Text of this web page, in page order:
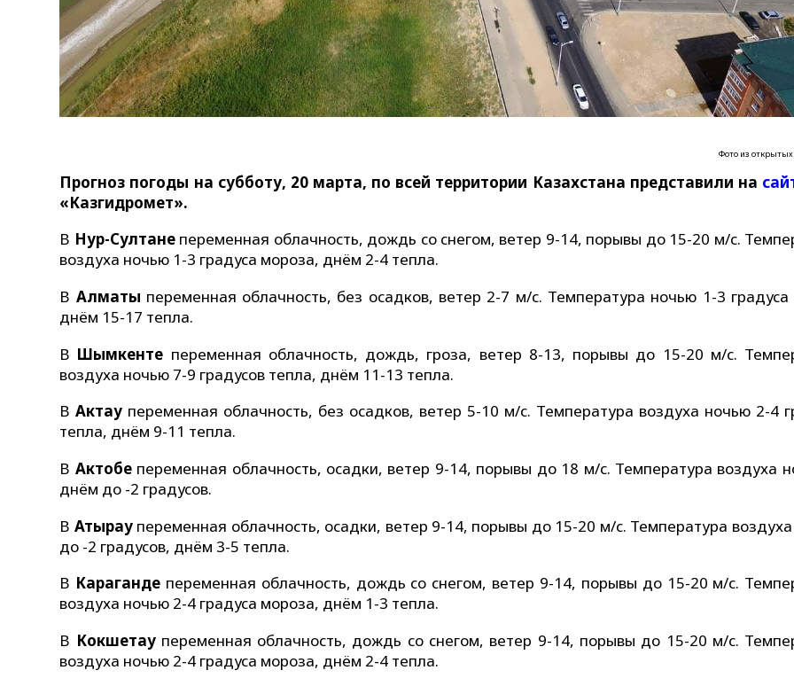
Фото из открытых
Прогноз погоды на субботу, 20 марта, по всей территории Казахстана представили на
«Казгидромет».
В Нур-Султанепеременная облачность, дождь со снегом, ветер 9-14, порывы до 15-20 м/с.
воздуха ночью 1-3 градуса мороза, днём 2-4 тепла.
В Алматы переменная облачность, без осадков, ветер 2-7 м/с. Температура ночью 1-3 градуса
днём 15-17 тепла.
В Шымкенте переменная облачность, дождь, гроза, ветер 8-13, порывы до 15-20 м/с.
воздуха ночью 7-9 градусов тепла, днём 11-13 тепла.
ВАктау переменная облачность, без осадков, ветер 5-10 м/с. Температура воздуха ночью 2-4
тепла, днём 9-11 тепла.
В Актобе переменная облачность, осадки, ветер 9-14, порывы до 18 м/с. Температура воздуха
днём до -2 градусов.
В Атыраупеременная облачность, осадки, ветер 9-14, порывы до 15-20 м/с. Температура
до -2 градусов, днём 3-5 тепла.
В Караганде переменная облачность, дождь со снегом, ветер 9-14, порывы до 15-20 м/с.
воздуха ночью 2-4 градуса мороза, днём 1-3 тепла.
В Кокшетаупеременная облачность, дождь со снегом, ветер 9-14, порывы до 15-20 м/с.
воздуха ночью 2-4 градуса мороза, днём 2-4 тепла.